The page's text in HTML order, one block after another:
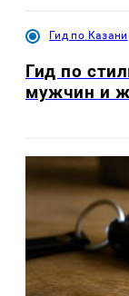
Гид по Казани
Гид по
мужчин и